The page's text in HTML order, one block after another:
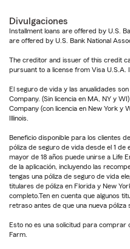
Divulgaciones
Installment loans are offered by U.S.
are offered by U.S. Bank National
The creditor and issuer of this credit
pursuant to a license from Visa U.S.A.
El seguro de vida y las anualidades
Company. (Sin licencia en MA, NY y
Company (con licencia en New York y
Illinois.
Beneficio disponible para los clientes
póliza de seguro de vida desde el 1 de
mayor de 18 años puede unirse a Life
de la aplicación, incluyendo las
tengas una póliza de seguro de vida
titulares de póliza en Florida y New
completo.Ten en cuenta que algunos
retraso antes de que una nueva póliza
Esto no es una solicitud para
Farm.